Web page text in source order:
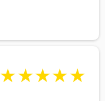
★★★★★